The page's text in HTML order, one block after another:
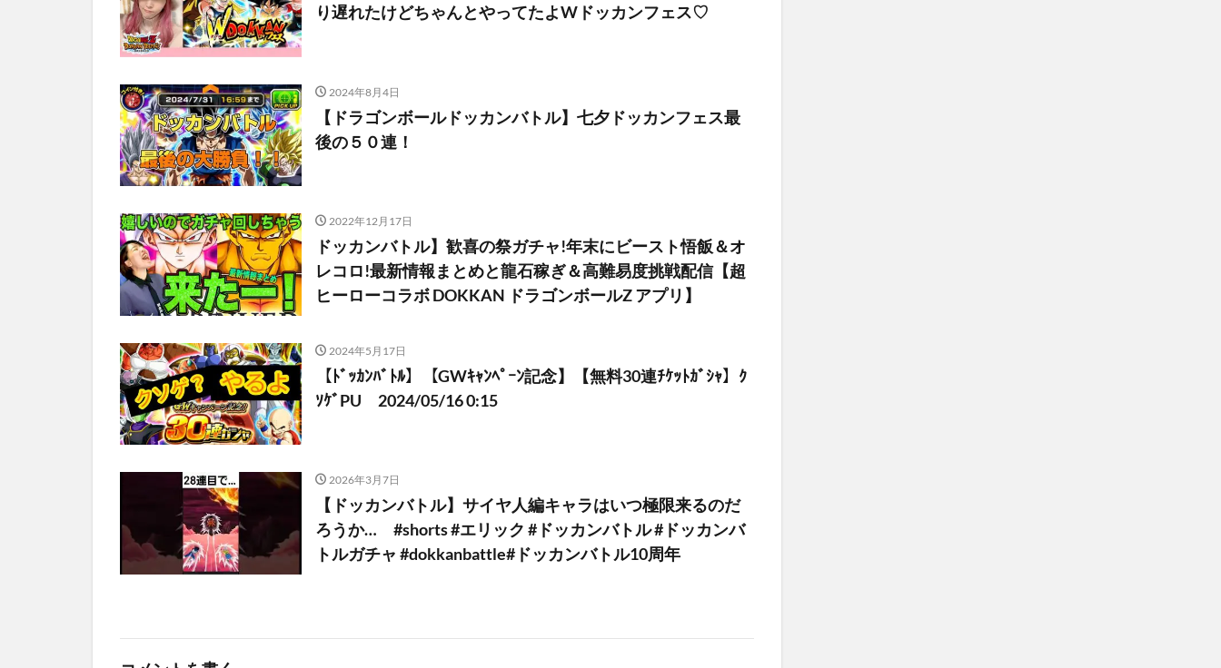
り遅れたけどちゃんとやってたよWドッカンフェス♡
2024年8月4日
【ドラゴンボールドッカンバトル】七夕ドッカンフェス最
後の５０連！
2022年12月17日
ドッカンバトル】歓喜の祭ガチャ!年末にビースト悟飯＆オ
レコロ!最新情報まとめと龍石稼ぎ＆高難易度挑戦配信【超
ヒーローコラボ DOKKAN ドラゴンボールZ アプリ】
2024年5月17日
【ﾄﾞｯｶﾝﾊﾞﾄﾙ】【GWｷｬﾝﾍﾟｰﾝ記念】【無料30連ﾁｹｯﾄｶﾞｼｬ】ｸ
ｿｹﾞPU 2024/05/16 0:15
2026年3月7日
【ドッカンバトル】サイヤ人編キャラはいつ極限来るのだ
ろうか… #shorts #エリック #ドッカンバトル #ドッカンバ
トルガチャ #dokkanbattle#ドッカンバトル10周年